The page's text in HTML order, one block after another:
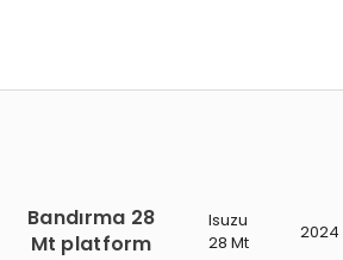
Bandırma 28
Mt platform
Isuzu
28 Mt
2024